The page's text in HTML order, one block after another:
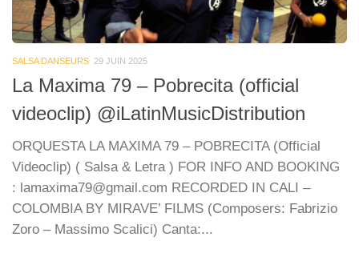
SALSA DANSEURS 29 JUIN 2025
La Maxima 79 – Pobrecita (official
videoclip) @iLatinMusicDistribution
ORQUESTA LA MAXIMA 79 – POBRECITA (Official
Videoclip) ( Salsa & Letra ) FOR INFO AND BOOKING
: lamaxima79@gmail.com RECORDED IN CALI –
COLOMBIA BY MIRAVE’ FILMS (Composers: Fabrizio
Zoro – Massimo Scalici) Canta:...